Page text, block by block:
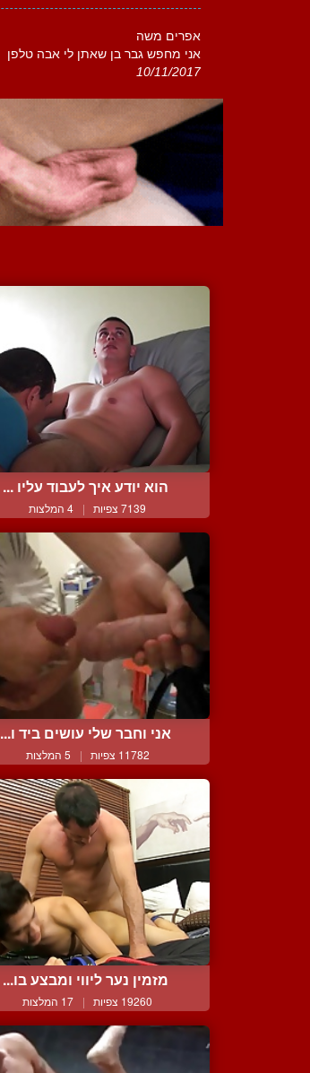
אפרים משה
אני מחפש גבר בן שאתן לי אבה טלפן
10/11/2017
הוא יודע איך לעבוד עליו ...
7139 צפיות | 4 המלצות
אני וחבר שלי עושים ביד ו...
11782 צפיות | 5 המלצות
מזמין נער ליווי ומבצע בו...
19260 צפיות | 17 המלצות